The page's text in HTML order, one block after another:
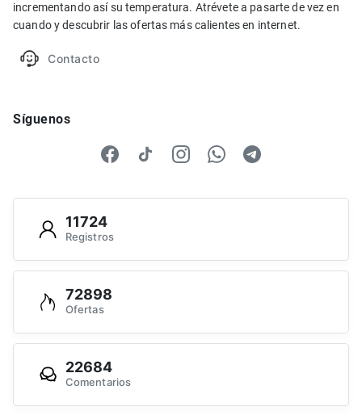
incrementando así su temperatura. Atrévete a pasarte de vez en
cuando y descubrir las ofertas más calientes en internet.
Contacto
Síguenos
11724
Registros
72898
Ofertas
22684
Comentarios